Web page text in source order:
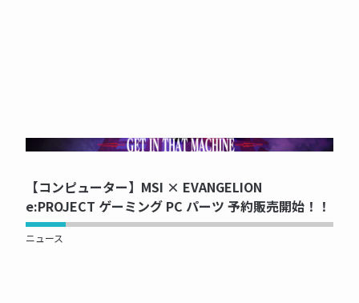
NOW PRINTING...
【コンピューター】MSI × EVANGELION
e:PROJECT ゲーミング PC パーツ 予約販売開始！！
ニュース